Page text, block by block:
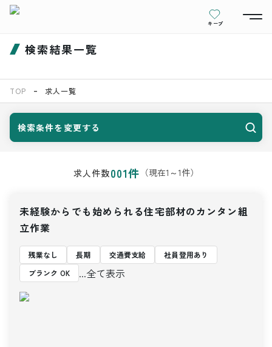
キープ
検索結果一覧
TOP 求人一覧
検索条件を変更する
求人件数001件 （現在1 ～1件）
未経験からでも始められる住宅部材のカンタン組
立作業
残業なし 長期 交通費支給
社員登用あり
ブランク OK
...全て表示